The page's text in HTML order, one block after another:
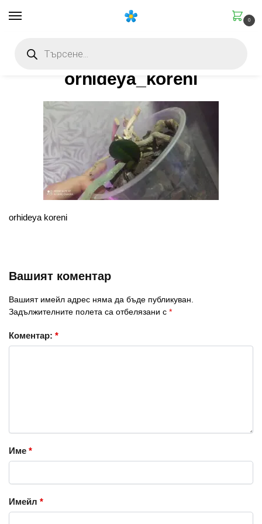
0
orhideya_koreni
orhideya koreni
Вашият коментар
Вашият имейл адрес няма да бъде публикуван.
Задължителните полета са отбелязани с *
Коментар: *
Име *
Имейл *